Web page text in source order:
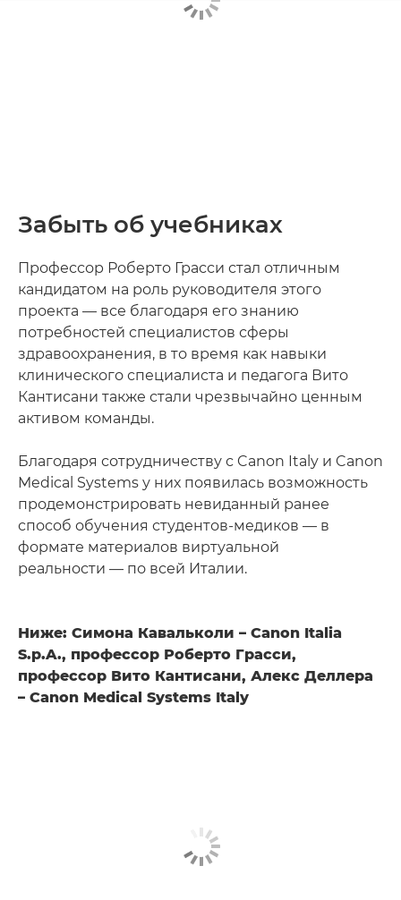
Забыть об учебниках
Профессор Роберто Грасси стал отличным
кандидатом на роль руководителя этого
проекта — все благодаря его знанию
потребностей специалистов сферы
здравоохранения, в то время как навыки
клинического специалиста и педагога Вито
Кантисани также стали чрезвычайно ценным
активом команды.
Благодаря сотрудничеству с Canon Italy и Canon
Medical Systems у них появилась возможность
продемонстрировать невиданный ранее
способ обучения студентов-медиков — в
формате материалов виртуальной
реальности — по всей Италии.
Ниже: Симона Кавальколи – Canon Italia
S.p.A., профессор Роберто Грасси,
профессор Вито Кантисани, Алекс Деллера
– Canon Medical Systems Italy